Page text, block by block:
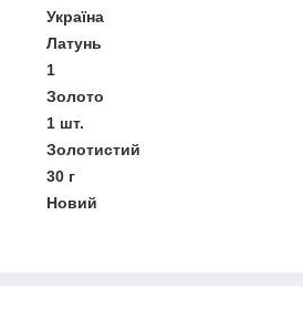
Україна
Латунь
1
Золото
1 шт.
Золотистий
30 г
Новий